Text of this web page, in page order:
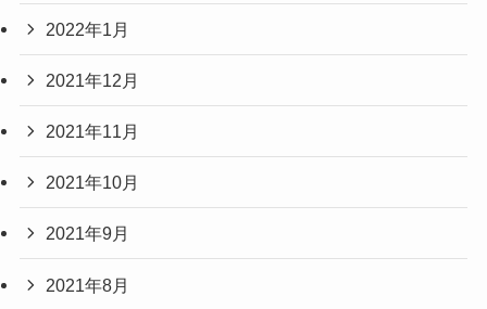
2022年1月
2021年12月
2021年11月
2021年10月
2021年9月
2021年8月